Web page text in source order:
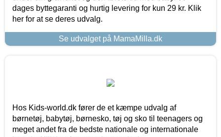
dages byttegaranti og hurtig levering for kun 29 kr. Klik
her for at se deres udvalg.
Se udvalget på MamaMilla.dk
Hos Kids-world.dk fører de et kæmpe udvalg af
børnetøj, babytøj, børnesko, tøj og sko til teenagers og
meget andet fra de bedste nationale og internationale